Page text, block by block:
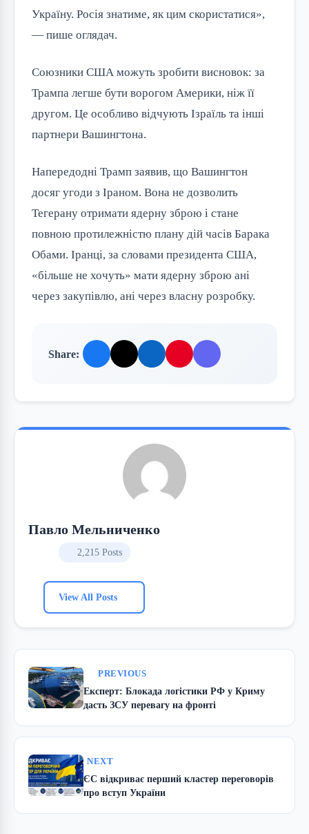
Україну. Росія знатиме, як цим скористатися»,
— пише оглядач.
Союзники США можуть зробити висновок: за
Трампа легше бути ворогом Америки, ніж її
другом. Це особливо відчують Ізраїль та інші
партнери Вашингтона.
Напередодні Трамп заявив, що Вашингтон
досяг угоди з Іраном. Вона не дозволить
Тегерану отримати ядерну зброю і стане
повною протилежністю плану дій часів Барака
Обами. Іранці, за словами президента США,
«більше не хочуть» мати ядерну зброю ані
через закупівлю, ані через власну розробку.
Share:
Павло Мельниченко
2,215 Posts
View All Posts
PREVIOUS
Експерт: Блокада логістики РФ у Криму
дасть ЗСУ перевагу на фронті
NEXT
ЄС відкриває перший кластер переговорів
про вступ України